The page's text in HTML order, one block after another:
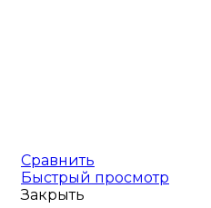
Сравнить
Быстрый просмотр
Закрыть